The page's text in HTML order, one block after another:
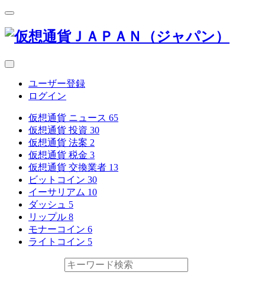
ユーザー登録
ログイン
仮想通貨 ニュース 65
仮想通貨 投資 30
仮想通貨 法案 2
仮想通貨 税金 3
仮想通貨 交換業者 13
ビットコイン 30
イーサリアム 10
ダッシュ 5
リップル 8
モナーコイン 6
ライトコイン 5